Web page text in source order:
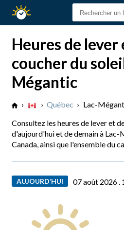
Calendrier
Solaire
Heures de lever
coucher du
Mégantic
› › Québec › Lac-
Consultez les heures de lever et
d'aujourd'hui et de demain à Lac-
Canada, ainsi que l'ensemble du
AUJOURD’HUI 07 août 2026 .